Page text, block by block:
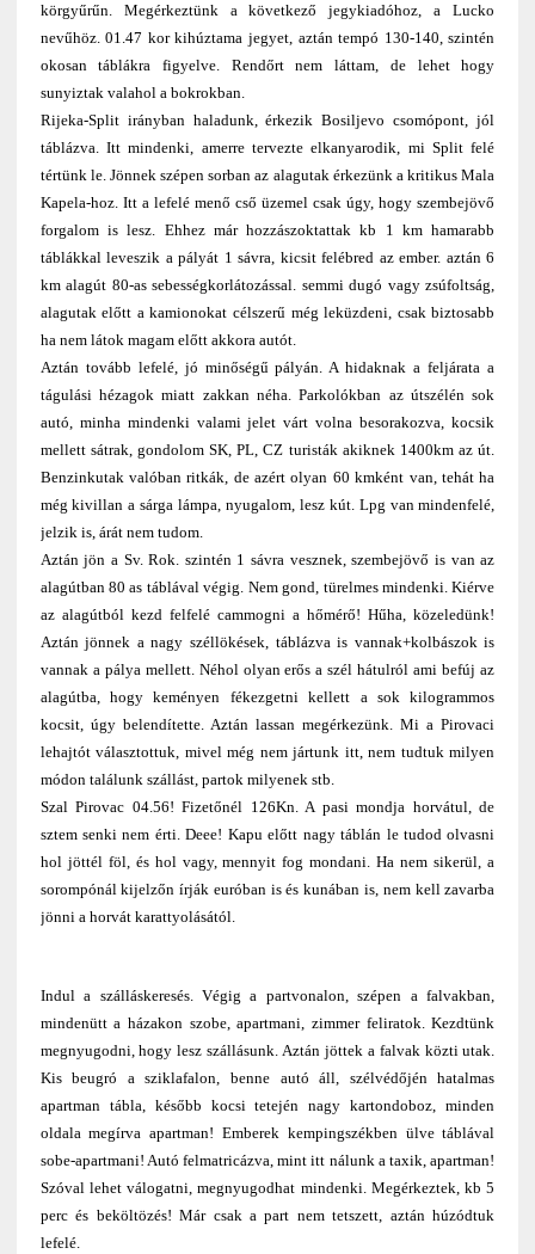
körgyűrűn. Megérkeztünk a következő jegykiadóhoz, a Lucko
nevűhöz. 01.47 kor kihúztama jegyet, aztán tempó 130-140, szintén
okosan táblákra figyelve. Rendőrt nem láttam, de lehet hogy
sunyiztak valahol a bokrokban.
Rijeka-Split irányban haladunk, érkezik Bosiljevo csomópont, jól
táblázva. Itt mindenki, amerre tervezte elkanyarodik, mi Split felé
tértünk le. Jönnek szépen sorban az alagutak érkezünk a kritikus Mala
Kapela-hoz. Itt a lefelé menő cső üzemel csak úgy, hogy szembejövő
forgalom is lesz. Ehhez már hozzászoktattak kb 1 km hamarabb
táblákkal leveszik a pályát 1 sávra, kicsit felébred az ember. aztán 6
km alagút 80-as sebességkorlátozással. semmi dugó vagy zsúfoltság,
alagutak előtt a kamionokat célszerű még leküzdeni, csak biztosabb
ha nem látok magam előtt akkora autót.
Aztán tovább lefelé, jó minőségű pályán. A hidaknak a feljárata a
tágulási hézagok miatt zakkan néha. Parkolókban az útszélén sok
autó, minha mindenki valami jelet várt volna besorakozva, kocsik
mellett sátrak, gondolom SK, PL, CZ turisták akiknek 1400km az út.
Benzinkutak valóban ritkák, de azért olyan 60 kmként van, tehát ha
még kivillan a sárga lámpa, nyugalom, lesz kút. Lpg van mindenfelé,
jelzik is, árát nem tudom.
Aztán jön a Sv. Rok. szintén 1 sávra vesznek, szembejövő is van az
alagútban 80 as táblával végig. Nem gond, türelmes mindenki. Kiérve
az alagútból kezd felfelé cammogni a hőmérő! Hűha, közeledünk!
Aztán jönnek a nagy széllökések, táblázva is vannak+kolbászok is
vannak a pálya mellett. Néhol olyan erős a szél hátulról ami befúj az
alagútba, hogy keményen fékezgetni kellett a sok kilogrammos
kocsit, úgy belendítette. Aztán lassan megérkezünk. Mi a Pirovaci
lehajtót választottuk, mivel még nem jártunk itt, nem tudtuk milyen
módon találunk szállást, partok milyenek stb.
Szal Pirovac 04.56! Fizetőnél 126Kn. A pasi mondja horvátul, de
sztem senki nem érti. Deee! Kapu előtt nagy táblán le tudod olvasni
hol jöttél föl, és hol vagy, mennyit fog mondani. Ha nem sikerül, a
sorompónál kijelzőn írják euróban is és kunában is, nem kell zavarba
jönni a horvát karattyolásától.
Indul a szálláskeresés. Végig a partvonalon, szépen a falvakban,
mindenütt a házakon szobe, apartmani, zimmer feliratok. Kezdtünk
megnyugodni, hogy lesz szállásunk. Aztán jöttek a falvak közti utak.
Kis beugró a sziklafalon, benne autó áll, szélvédőjén hatalmas
apartman tábla, később kocsi tetején nagy kartondoboz, minden
oldala megírva apartman! Emberek kempingszékben ülve táblával
sobe-apartmani! Autó felmatricázva, mint itt nálunk a taxik, apartman!
Szóval lehet válogatni, megnyugodhat mindenki. Megérkeztek, kb 5
perc és beköltözés! Már csak a part nem tetszett, aztán húzódtuk
lefelé.